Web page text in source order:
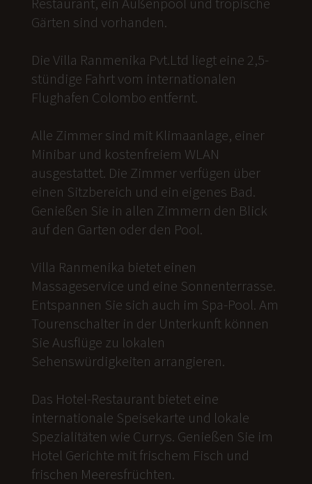
Gärten sind vorhanden.
Die Villa Ranmenika Pvt.Ltd liegt eine 2,5-
stündige Fahrt vom internationalen
Flughafen Colombo entfernt.
Alle Zimmer sind mit Klimaanlage, einer
Minibar und kostenfreiem WLAN
ausgestattet. Die Zimmer verfügen über
einen Sitzbereich und ein eigenes Bad.
Genießen Sie in allen Zimmern den Blick
auf den Garten oder den Pool.
Villa Ranmenika bietet einen
Massageservice und eine Sonnenterrasse.
Entspannen Sie sich auch im Spa-Pool. Am
Tourenschalter in der Unterkunft können
Sie Ausflüge zu lokalen
Sehenswürdigkeiten arrangieren.
Das Hotel-Restaurant bietet eine
internationale Speisekarte und lokale
Spezialitäten wie Currys. Genießen Sie im
Hotel Gerichte mit frischem Fisch und
frischen Meeresfrüchten.